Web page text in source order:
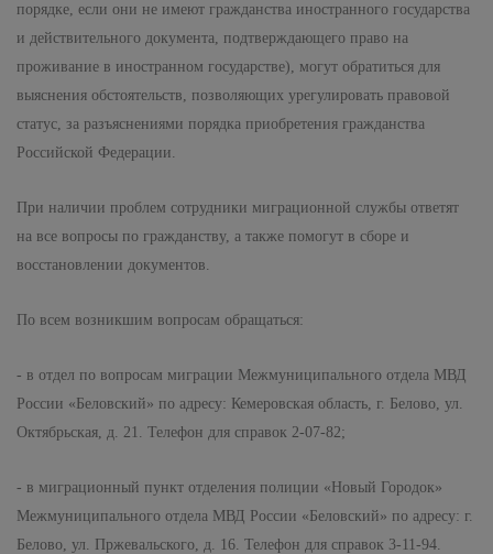
порядке, если они не имеют гражданства иностранного государства
и действительного документа, подтверждающего право на
проживание в иностранном государстве), могут обратиться для
выяснения обстоятельств, позволяющих урегулировать правовой
статус, за разъяснениями порядка приобретения гражданства
Российской Федерации.
При наличии проблем сотрудники миграционной службы ответят
на все вопросы по гражданству, а также помогут в сборе и
восстановлении документов.
По всем возникшим вопросам обращаться:
- в отдел по вопросам миграции Межмуниципального отдела МВД
России «Беловский» по адресу: Кемеровская область, г. Белово, ул.
Октябрьская, д. 21. Телефон для справок 2-07-82;
- в миграционный пункт отделения полиции «Новый Городок»
Межмуниципального отдела МВД России «Беловский» по адресу: г.
Белово, ул. Пржевальского, д. 16. Телефон для справок 3-11-94.